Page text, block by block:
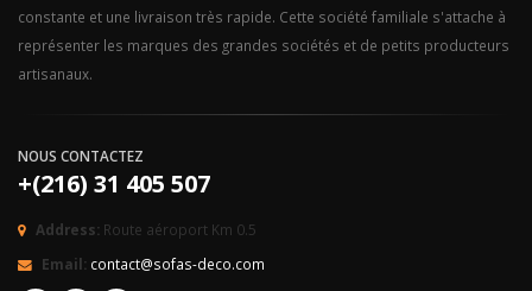
constante et une livraison très rapide. Cette société familiale s'attache à
représenter les marques des grandes sociétés et de petits producteurs
artisanaux.
NOUS CONTACTEZ
+(216) 31 405 507
Address: Route aéroport Km 0.5
Email: contact@sofas-deco.com